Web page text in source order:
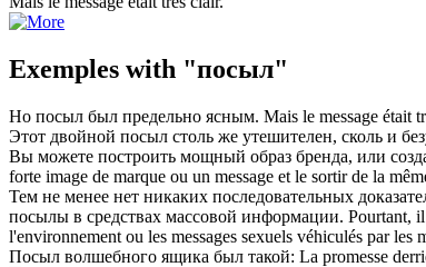
Exemples with "посыл"
Но посыл был предельно ясным. Mais le message était
Этот двойной посыл столь же утешителен, сколь и
Вы можете построить мощный образ бренда, или
forte image de marque ou un message et le sortir de la
Тем не менее нет никаких последовательных
посылы в средствах массовой информации. Pourtant,
l'environnement ou les messages sexuels véhiculés par les
Посыл волшебного ящика был такой: La promesse